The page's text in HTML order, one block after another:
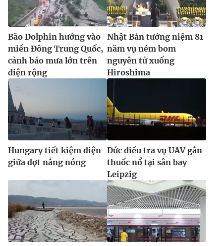
® Cấm sao chép dưới mọi hình thức nếu không có sự chấp
thuận bằng văn bản. Ghi rõ nguồn VTV.vn khi phát hành lại
thông tin từ website này.
Bão Dolphin hướng vào
miền Đông Trung Quốc,
cảnh báo mưa lớn trên
diện rộng
Nhật Bản tưởng niệm 81
năm vụ ném bom
nguyên tử xuống
Hiroshima
Hungary tiết kiệm điện
giữa đợt nắng nóng
Đức điều tra vụ UAV gắn
thuốc nổ tại sân bay
Leipzig